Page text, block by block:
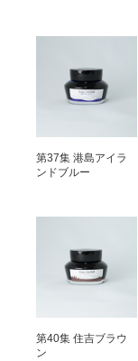
第37集 港島アイラ
ンドブルー
第40集 住吉ブラウ
ン